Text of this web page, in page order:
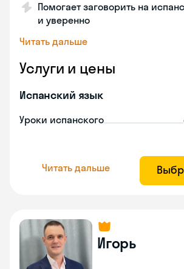
Помогает заговорить на
и уверенно
Читать дальше
Услуги и цены
Испанский язык
Уроки испанского
Читать дальше
Игорь